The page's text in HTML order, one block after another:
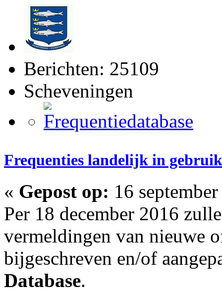
Berichten: 25109
Scheveningen
Frequenties landelijk in gebruik
« Gepost op: 16
Per 18 december 2016
vermeldingen van nieuwe
bijgeschreven en/of
Database.